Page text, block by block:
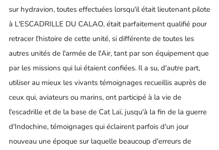
sur hydravion, toutes effectuées lorsqu'il était lieutenant pilote
à L'ESCADRILLE DU CALAO, était parfaitement qualifié pour
retracer l'histoire de cette unité, si différente de toutes les
autres unités de l'armée de l'Air, tant par son équipement que
par les missions qui lui étaient confiées. Il a su, d'autre part,
utiliser au mieux les vivants témoignages recueillis auprès de
ceux qui, aviateurs ou marins, ont participé à la vie de
l'escadrille et de la base de Cat Laï, jusqu'à la fin de la guerre
d'Indochine, témoignages qui éclairent parfois d'un jour
nouveau une époque sur laquelle beaucoup d'erreurs de